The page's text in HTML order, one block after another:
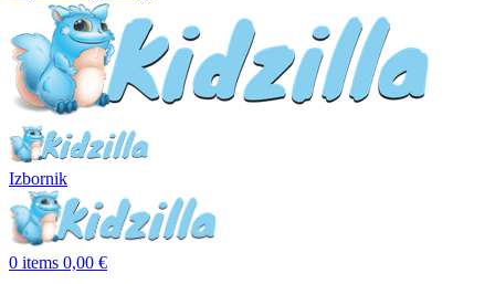
Izbornik
0 items 0,00 €